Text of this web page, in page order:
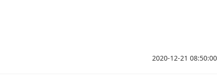
2020-12-21 08:50:00